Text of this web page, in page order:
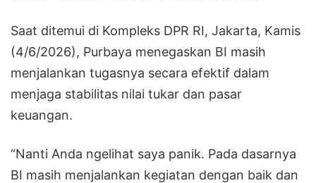
Saat ditemui di Kompleks DPR RI, Jakarta, Kamis
(4/6/2026), Purbaya menegaskan BI masih
menjalankan tugasnya secara efektif dalam
menjaga stabilitas nilai tukar dan pasar
keuangan.
“Nanti Anda ngelihat saya panik. Pada dasarnya
BI masih menjalankan kegiatan dengan baik dan